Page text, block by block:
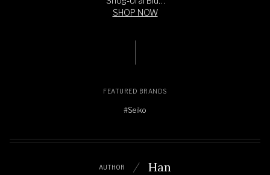
Dial Stainless
SHOP NOW
FEATURED BRANDS
#Seiko
AUTHOR Han